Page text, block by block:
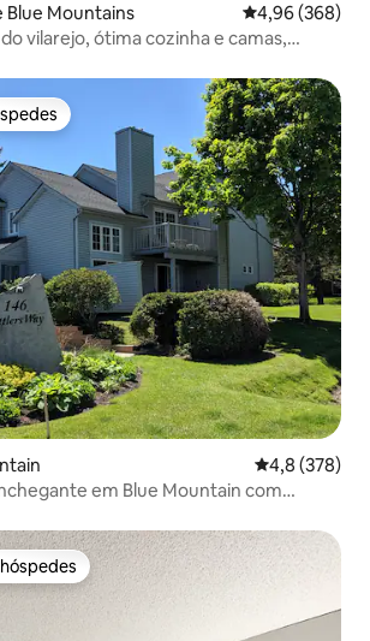
Blue Mountains 4,96 de uma
4,96 (368)
vilarejo, ótima cozinha e camas,
4,8 de uma
4,8 (378)
em Blue Mountain com
preferidos dos hóspedes